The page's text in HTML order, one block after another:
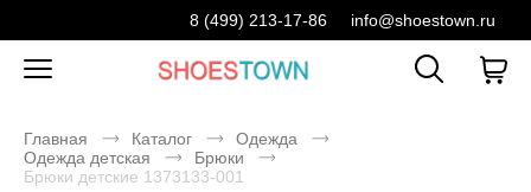
8 (499) 213-17-86 info@shoestown.ru
Главная Каталог
Одежда
Одежда детская
Брюки
Брюки детские 1373133-001